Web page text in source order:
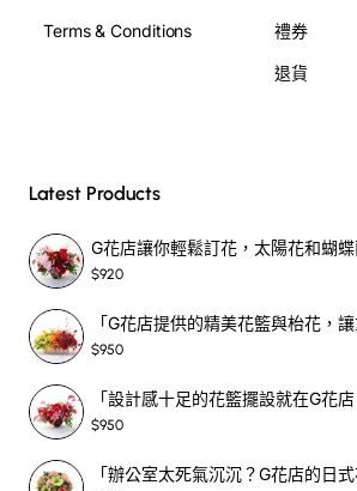
Terms & Conditions 禮券
退貨
Latest Products
$920
$950
$950